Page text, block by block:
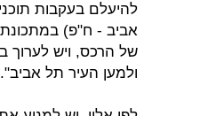
אביב - ח"פ)
של הרכס, ויש לערוך
ולמען העיר תל אביב".